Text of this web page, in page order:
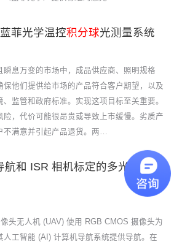
菲光学温控积分球光测量系统
息万变的市场中，成品供应商、照明规格
保他们提供给市场的产品符合客户期望，以及
监管和政府标准。实现这项目标至关重要。
，代价可能很昂贵或导致上市缓慢。劣质产
不满意并引起产品退货。两…
和 ISR 相机标定的多光谱 积分
头无人机 (UAV) 使用 RGB CMOS 摄像头为
人工智能 (AI) 计算机导航系统提供导航。在